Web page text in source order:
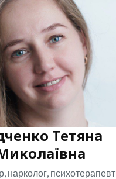
Тетяна
нарколог, психотерапевт